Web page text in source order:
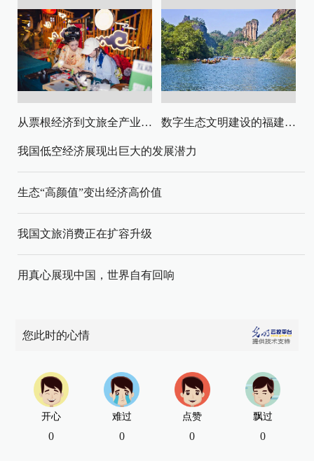
从票根经济到文旅全产业链升级 数字生态文明建设的福建路径与启示
我国低空经济展现出巨大的发展潜力
生态“高颜值”变出经济高价值
我国文旅消费正在扩容升级
用真心展现中国，世界自有回响
您此时的心情
开心
0
难过
0
点赞
0
飘过
0